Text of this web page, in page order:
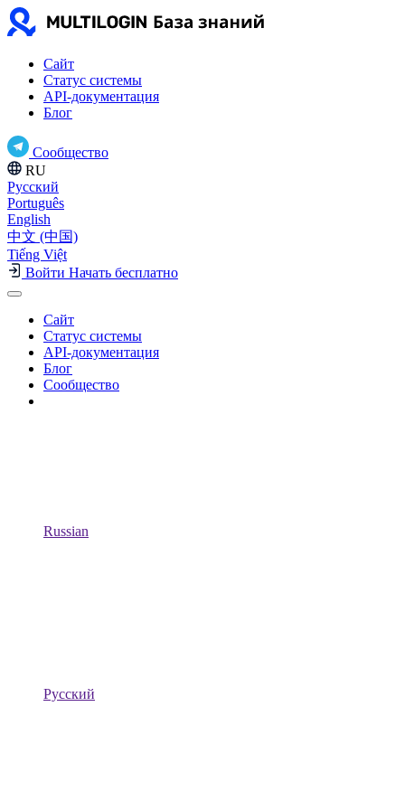
Сайт
Статус системы
API-документация
Блог
Сообщество
RU
Русский
Português
English
中文 (中国)
Tiếng Việt
Войти Начать бесплатно
Сайт
Статус системы
API-документация
Блог
Сообщество
Russian
Русский